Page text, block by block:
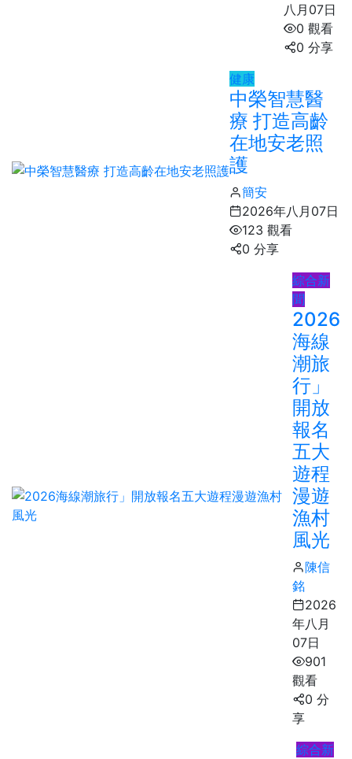
八月07日
0 觀看
0 分享
健康
中榮智慧醫
療 打造高齡
在地安老照
護
簡安
2026年八月07日
123 觀看
0 分享
綜合新
聞
2026
海線
潮旅
行」
開放
報名
五大
遊程
漫遊
漁村
風光
陳信
銘
2026
年八月
07日
901
觀看
0 分
享
綜合新